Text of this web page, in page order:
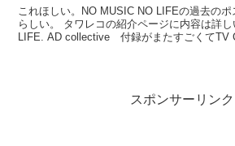
これほしい。NO MUSIC NO LIFEの過去のポ
らしい。 タワレコの紹介ページに内容は詳
LIFE. AD collective 付録がまたすごくてTV
スポンサーリンク